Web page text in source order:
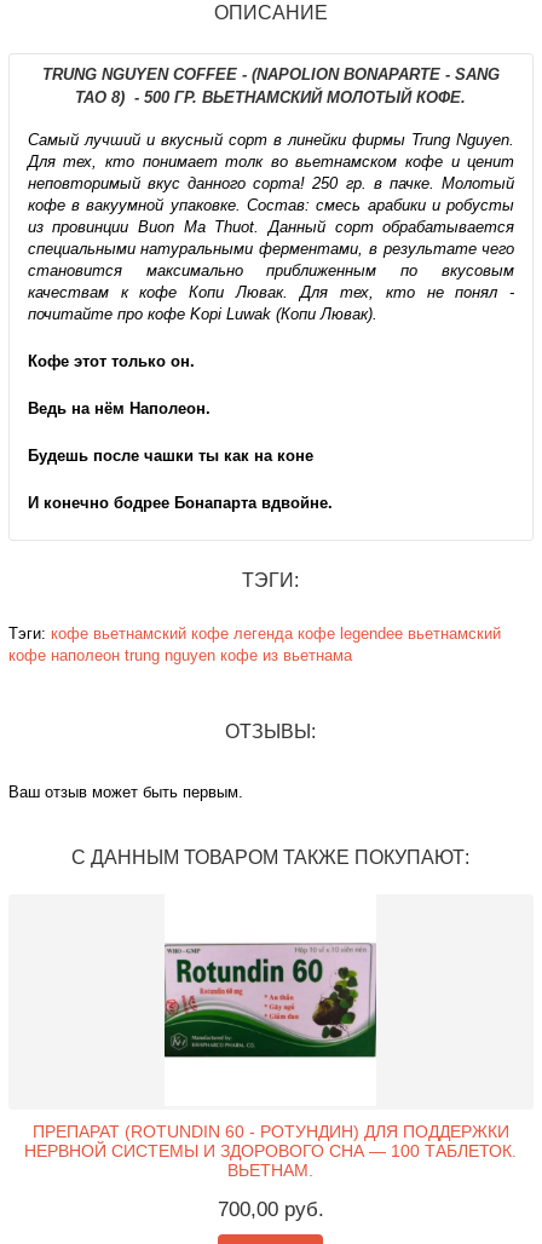
ОПИСАНИЕ
TRUNG NGUYEN COFFEE - (NAPOLION BONAPARTE - SANG
TAO 8) - 500 ГР. ВЬЕТНАМСКИЙ МОЛОТЫЙ КОФЕ.
Самый лучший и вкусный сорт в линейки фирмы Trung Nguyen.
Для тех, кто понимает толк во вьетнамском кофе и ценит
неповторимый вкус данного сорта! 250 гр. в пачке. Молотый
кофе в вакуумной упаковке. Состав: смесь арабики и робусты
из провинции Buon Ma Thuot. Данный сорт обрабатывается
специальными натуральными ферментами, в результате чего
становится максимально приближенным по вкусовым
качествам к кофе Копи Лювак. Для тех, кто не понял -
почитайте про кофе Kopi Luwak (Копи Лювак).
Кофе этот только он.
Ведь на нём Наполеон.
Будешь после чашки ты как на коне
И конечно бодрее Бонапарта вдвойне.
ТЭГИ:
Тэги: кофе вьетнамский кофе легенда кофе legendee вьетнамский
кофе наполеон trung nguyen кофе из вьетнама
ОТЗЫВЫ:
Ваш отзыв может быть первым.
С ДАННЫМ ТОВАРОМ ТАКЖЕ ПОКУПАЮТ:
ПРЕПАРАТ (ROTUNDIN 60 - РОТУНДИН) ДЛЯ ПОДДЕРЖКИ
НЕРВНОЙ СИСТЕМЫ И ЗДОРОВОГО СНА — 100 ТАБЛЕТОК.
ВЬЕТНАМ.
700,00 руб.